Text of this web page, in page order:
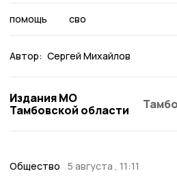
помощь сво
Автор: Сергей Михайлов
Издания МО
Тамбовской области
Общество 5 августа , 11:11